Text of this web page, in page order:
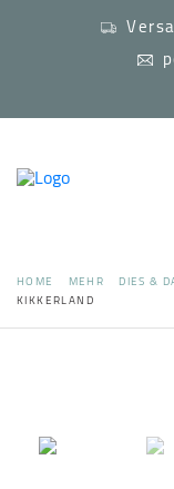
HOME MEHR DIES &
KIKKERLAND